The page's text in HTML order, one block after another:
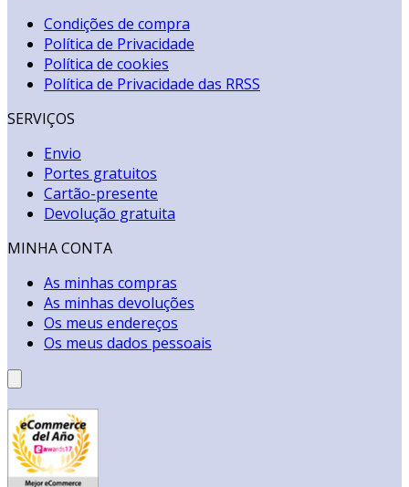
Condições de compra
Política de Privacidade
Política de cookies
Política de Privacidade das RRSS
SERVIÇOS
Envio
Portes gratuitos
Cartão-presente
Devolução gratuita
MINHA CONTA
As minhas compras
As minhas devoluções
Os meus endereços
Os meus dados pessoais